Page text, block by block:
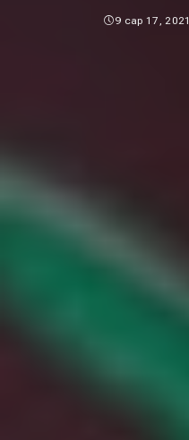
9 сар 17, 2021